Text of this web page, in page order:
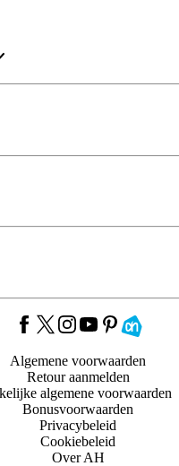
Algemene voorwaarden
Retour aanmelden
algemene voorwaarden
Bonusvoorwaarden
Privacybeleid
Cookiebeleid
Over AH